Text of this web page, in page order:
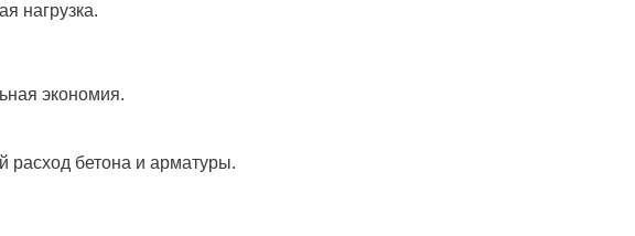
нагрузка.
экономия.
расход бетона и арматуры.